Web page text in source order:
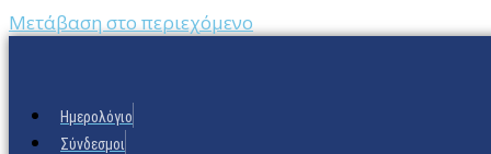
Μετάβαση στο περιεχόμενο
Ημερολόγιο
Σύνδεσμοι